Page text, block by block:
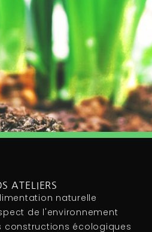
ATELIERS
naturelle
de l'environnement
constructions écologiques